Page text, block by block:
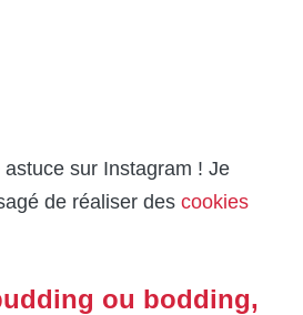
astuce sur Instagram ! Je
de réaliser des cookies
ou bodding,